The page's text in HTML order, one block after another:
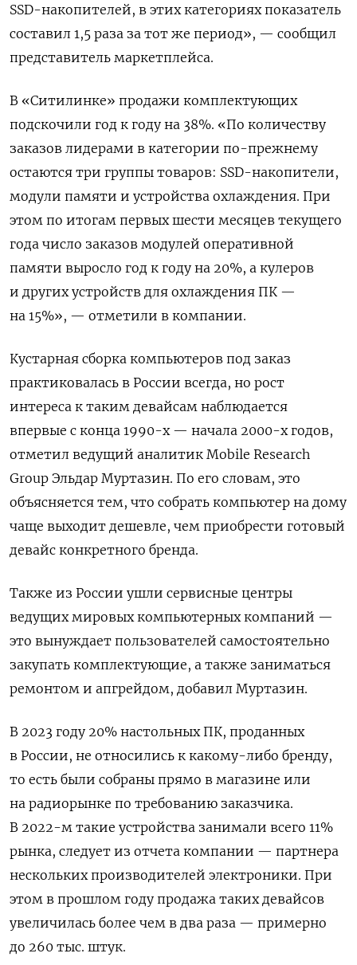
SSD-накопителей, в этих категориях показатель
составил 1,5 раза за тот же период», — сообщил
представитель маркетплейса.
В «Ситилинке» продажи комплектующих
подскочили год к году на 38%. «По количеству
заказов лидерами в категории по-прежнему
остаются три группы товаров: SSD-накопители,
модули памяти и устройства охлаждения. При
этом по итогам первых шести месяцев текущего
года число заказов модулей оперативной
памяти выросло год к году на 20%, а кулеров
и других устройств для охлаждения ПК —
на 15%», — отметили в компании.
Кустарная сборка компьютеров под заказ
практиковалась в России всегда, но рост
интереса к таким девайсам наблюдается
впервые с конца 1990-х — начала 2000-х годов,
отметил ведущий аналитик Mobile Research
Group Эльдар Муртазин. По его словам, это
объясняется тем, что собрать компьютер на дому
чаще выходит дешевле, чем приобрести готовый
девайс конкретного бренда.
Также из России ушли сервисные центры
ведущих мировых компьютерных компаний —
это вынуждает пользователей самостоятельно
закупать комплектующие, а также заниматься
ремонтом и апгрейдом, добавил Муртазин.
В 2023 году 20% настольных ПК, проданных
в России, не относились к какому-либо бренду,
то есть были собраны прямо в магазине или
на радиорынке по требованию заказчика.
В 2022-м такие устройства занимали всего 11%
рынка, следует из отчета компании — партнера
нескольких производителей электроники. При
этом в прошлом году продажа таких девайсов
увеличилась более чем в два раза — примерно
до 260 тыс. штук.